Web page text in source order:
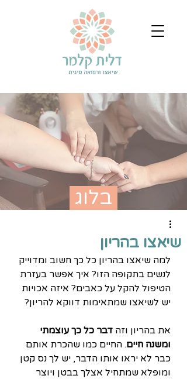
בלוג
שיאצו בהריון
למה שיאצו בהריון כל כך חשוב ומדוייק
לנשים בתקופה הזו? איך אפשר בעזרת
הטיפול להקל על כאבים? איזה אכויות
יש לשיאצו שמתאימות דווקא להריון?
את בהריון וזה דבר כל כך עוצמתי
ומשנה חיים. החיים כמו שהכרת אותם
כבר לא יראו אותו הדבר, יש לך נס קטן
ומופלא שמתחיל אצלך בבטן ויוצר